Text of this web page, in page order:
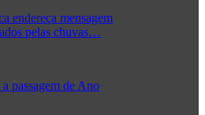
endereça mensagem
pelas chuvas…
passagem de Ano